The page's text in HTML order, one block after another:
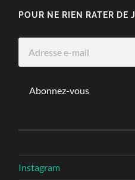
POUR NE RIEN RATER DE
Abonnez-vous
Instagram